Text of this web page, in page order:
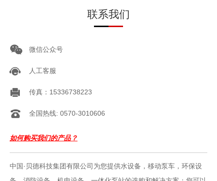
联系我们
微信公众号
人工客服
传真：15336738223
全国热线: 0570-3010606
如何购买我们的产品？
中国·贝德科技集团有限公司为您提供水设备，移动泵车，环保设